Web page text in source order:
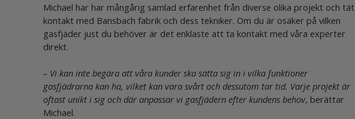
Michael har har mångårig samlad erfarenhet från diverse olika projekt och tät
kontakt med Bansbach fabrik och dess tekniker. Om du är osäker på vilken
gasfjäder just du behöver är det enklaste att ta kontakt med våra experter
direkt.
– Vi kan inte begära att våra kunder ska sätta sig in i vilka funktioner
gasfjädrarna kan ha, vilket kan vara svårt och dessutom tar tid. Varje projekt är
oftast unikt i sig och där anpassar vi gasfjädern efter kundens behov, berättar
Michael.